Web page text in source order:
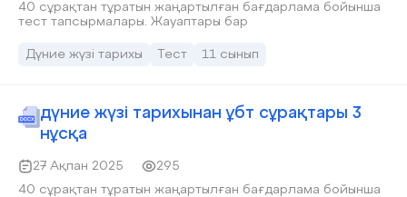
40 сұрақтан тұратын жаңартылған бағдарлама бойынша
тест тапсырмалары. Жауаптары бар
Дүние жүзі тарихы Тест 11 сынып
дүние жүзі тарихынан ұбт сұрақтары 3
нұсқа
27 Ақпан 2025
295
40 сұрақтан тұратын жаңартылған бағдарлама бойынша